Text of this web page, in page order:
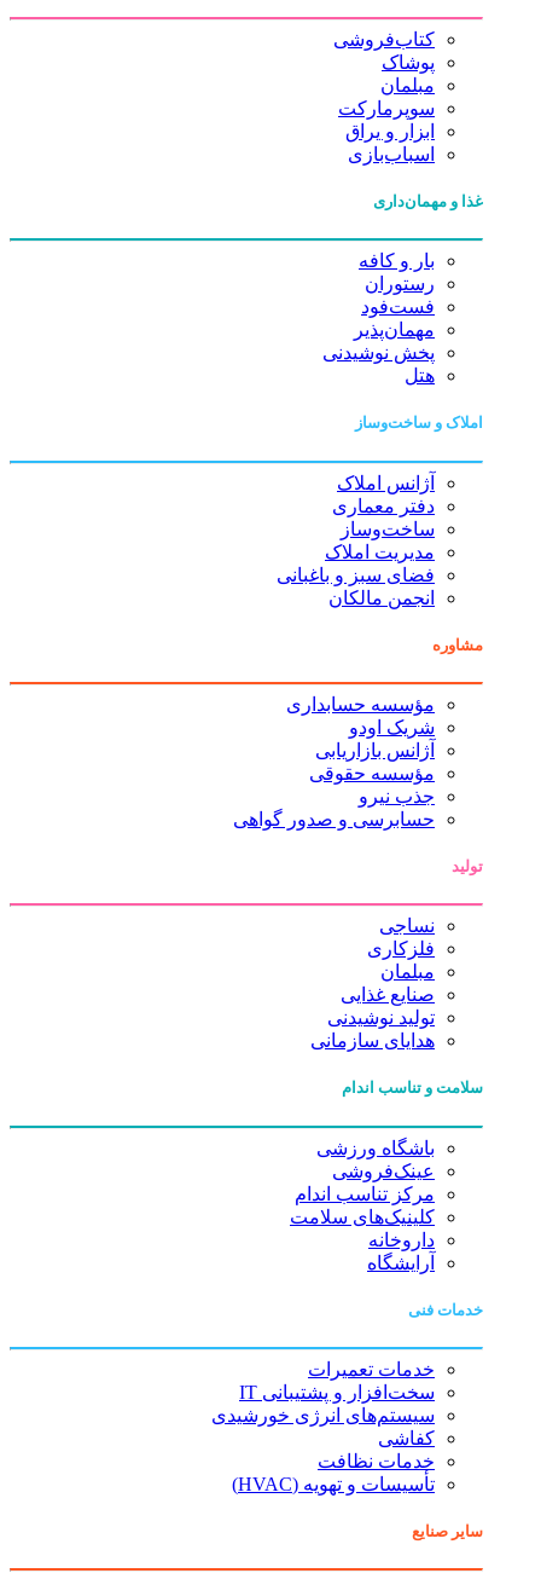
کتاب‌فروشی
پوشاک
مبلمان
سوپرمارکت
ابزار و یراق
اسباب‌بازی
غذا و مهمان‌داری
بار و کافه
رستوران
فست‌فود
مهمان‌پذیر
پخش نوشیدنی
هتل
املاک و ساخت‌وساز
آژانس املاک
دفتر معماری
ساخت‌وساز
مدیریت املاک
فضای سبز و باغبانی
انجمن مالکان
مشاوره
مؤسسه حسابداری
شریک اودو
آژانس بازاریابی
مؤسسه حقوقی
جذب نیرو
حسابرسی و صدور گواهی
تولید
نساجی
فلزکاری
مبلمان
صنایع غذایی
تولید نوشیدنی
هدایای سازمانی
سلامت و تناسب اندام
باشگاه ورزشی
عینک‌فروشی
مرکز تناسب اندام
کلینیک‌های سلامت
داروخانه
آرایشگاه
خدمات فنی
خدمات تعمیرات
سخت‌افزار و پشتیبانی IT
سیستم‌های انرژی خورشیدی
کفاشی
خدمات نظافت
تأسیسات و تهویه (HVAC)
سایر صنایع